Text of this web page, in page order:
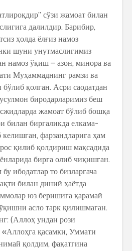
сўзи жамоат билан
далилдир. Барибир,
ҳолда ёлғиз намоз
шуни унутмаслигимиз
намоз ўқиш – азон, минора ва
Муҳаммаднинг рамзи ва
қолган. Асри саодатдан
биродарларимиз беш
жамоат бўлиб бошқа
билан биргаликда елкама-
фарзандларига ҳам
қилиб қолдириш мақсадида
бирга олиб чиқишган.
ибодатлар то бизларгача
билан диний ҳаётда
юз беришига қарамай
асло тарк қилишмаган.
(Аллоҳ ундан рози
қасамки, Уммати
қолдим, фақатгина